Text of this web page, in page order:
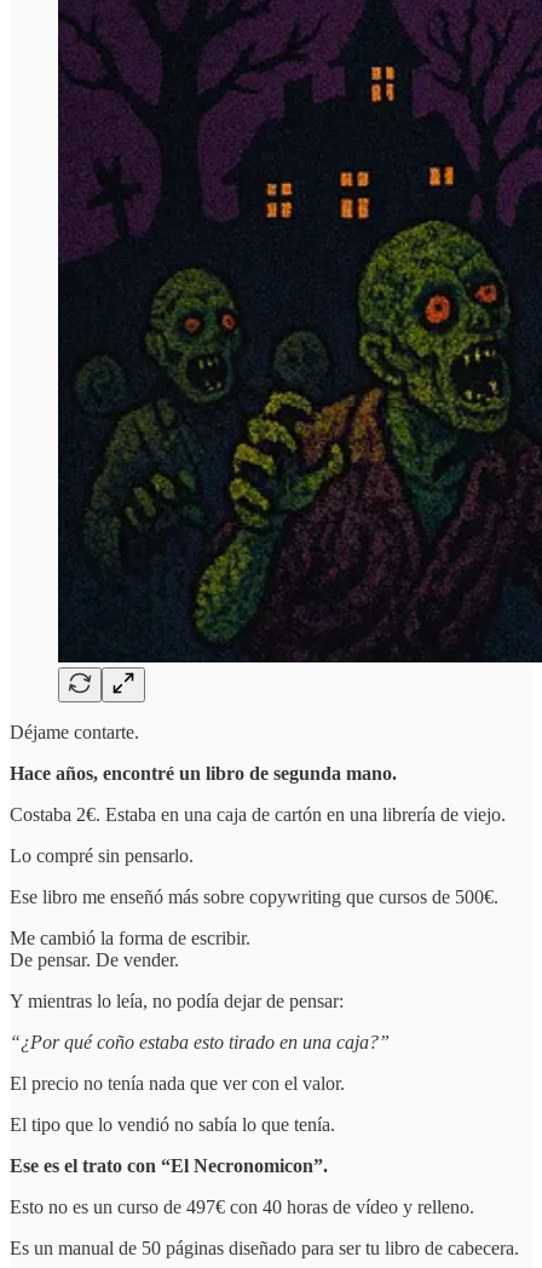
Déjame contarte.
Hace años, encontré un libro de segunda mano.
Costaba 2€. Estaba en una caja de cartón en una librería de viejo.
Lo compré sin pensarlo.
Ese libro me enseñó más sobre copywriting que cursos de 500€.
Me cambió la forma de escribir.
De pensar. De vender.
Y mientras lo leía, no podía dejar de pensar:
“¿Por qué coño estaba esto tirado en una caja?”
El precio no tenía nada que ver con el valor.
El tipo que lo vendió no sabía lo que tenía.
Ese es el trato con “El Necronomicon”.
Esto no es un curso de 497€ con 40 horas de vídeo y relleno.
Es un manual de 50 páginas diseñado para ser tu libro de cabecera.